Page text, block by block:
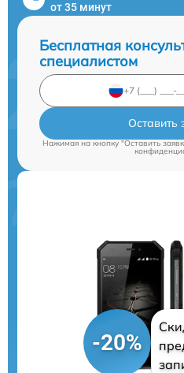
от 35 минут
Бесплатная
специалистом
Оставить
Нажимая на кнопку "Оставить
-20%